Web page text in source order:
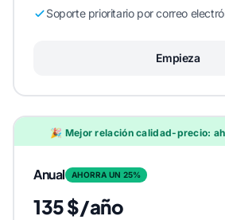
Soporte prioritario por correo
Empieza
🎉 Mejor relación calidad-precio:
Anual AHORRA UN 25%
135 $/año